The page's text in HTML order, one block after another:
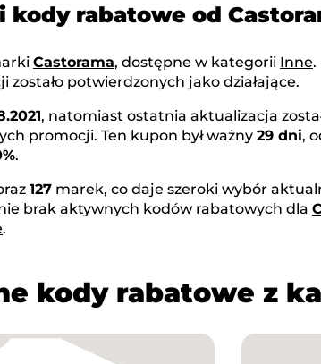
kody rabatowe od
Castorama, dostępne w kategorii Inne.
zostało potwierdzonych jako działające.
, natomiast ostatnia aktualizacja
promocji. Ten kupon był ważny 29 dni,
.
127 marek, co daje szeroki wybór
brak aktywnych kodów rabatowych dla
.
kody rabatowe z